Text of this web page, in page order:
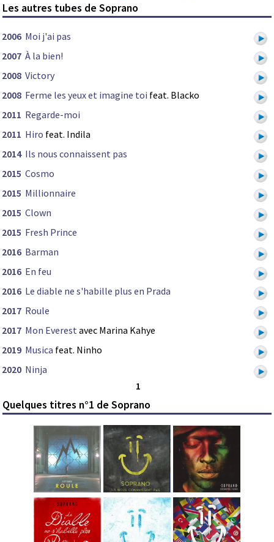
Les autres tubes de Soprano
2006 Moi j'ai pas
2007 À la bien!
2008 Victory
2008 Ferme les yeux et imagine toi feat. Blacko
2011 Regarde-moi
2011 Hiro feat. Indila
2014 Ils nous connaissent pas
2015 Cosmo
2015 Millionnaire
2015 Clown
2015 Fresh Prince
2016 Barman
2016 En feu
2016 Le diable ne s'habille plus en Prada
2017 Roule
2017 Mon Everest avec Marina Kahye
2019 Musica feat. Ninho
2020 Ninja
1
Quelques titres n°1 de Soprano